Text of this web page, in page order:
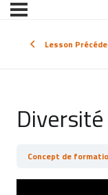
Lesson
Concept de